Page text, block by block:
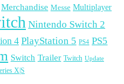
Merchandise Messe Multiplayer
Nintendo Switch 2
4 PlayStation 5 PS4 PS5
Switch Trailer Twitch Update
X|S